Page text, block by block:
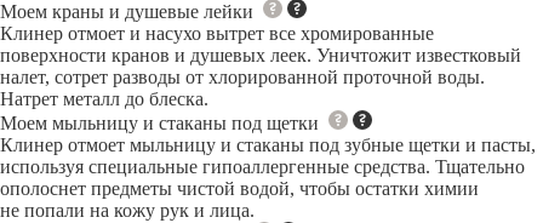
Моем краны и душевые лейки
Клинер отмоет и насухо вытрет все хромированные
поверхности кранов и душевых леек. Уничтожит известковый
налет, сотрет разводы от хлорированной проточной воды.
Натрет металл до блеска.
Моем мыльницу и стаканы под щетки
Клинер отмоет мыльницу и стаканы под зубные щетки и пасты,
используя специальные гипоаллергенные средства. Тщательно
ополоснет предметы чистой водой, чтобы остатки химии
не попали на кожу рук и лица.